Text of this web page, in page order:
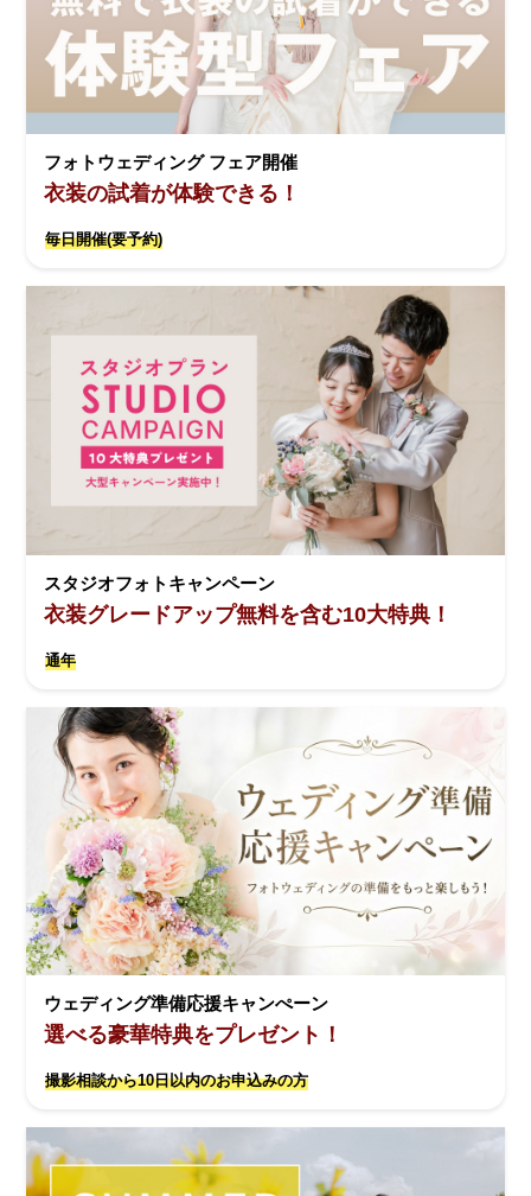
フォトウェディング フェア開催
衣装の試着が体験できる！
毎日開催(要予約)
スタジオフォトキャンペーン
衣装グレードアップ無料を含む10大特典！
通年
ウェディング準備応援キャンぺーン
選べる豪華特典をプレゼント！
撮影相談から10日以内のお申込みの方